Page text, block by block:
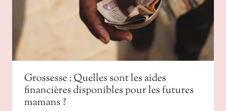
Grossesse : Quelles sont les aides
financières disponibles pour les futures
mamans ?